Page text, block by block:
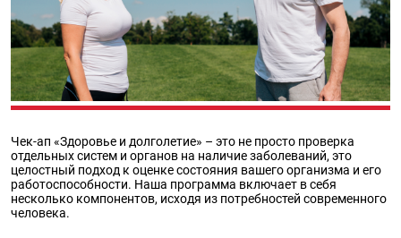
Чек-ап «Здоровье и долголетие» – это не просто проверка
отдельных систем и органов на наличие заболеваний, это
целостный подход к оценке состояния вашего организма и его
работоспособности. Наша программа включает в себя
несколько компонентов, исходя из потребностей современного
человека.